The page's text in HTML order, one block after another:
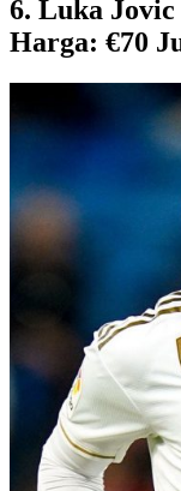
6. Luka
Harga: €70